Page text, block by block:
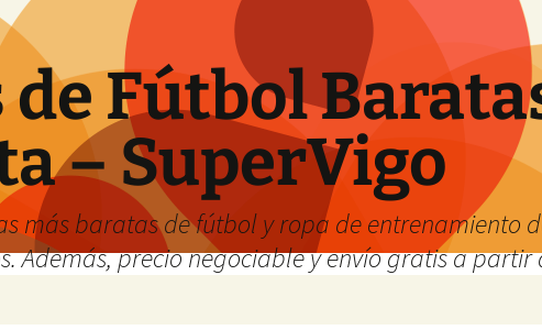
Fútbol
– SuperVigo
más baratas de fútbol y ropa de entrenamiento
Además, precio negociable y envío gratis a partir